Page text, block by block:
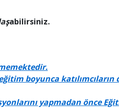
abilirsiniz.
boyunca
yapmadan önce